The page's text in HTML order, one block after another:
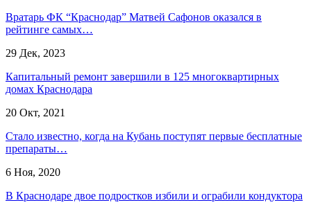
​Вратарь ФК “Краснодар” Матвей Сафонов оказался в
рейтинге самых…
29 Дек, 2023
Капитальный ремонт завершили в 125 многоквартирных
домах Краснодара
20 Окт, 2021
Стало известно, когда на Кубань поступят первые бесплатные
препараты…
6 Ноя, 2020
В Краснодаре двое подростков избили и ограбили кондуктора